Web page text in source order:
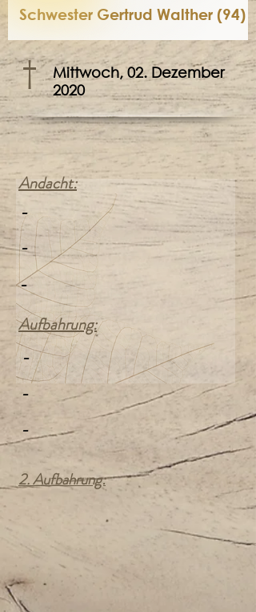
Schwester Gertrud Walther (94)
Mittwoch, 02. Dezember
2020
†
Andacht:
-
-
-
Aufbahrung:
-
-
-
2. Aufbahrung: